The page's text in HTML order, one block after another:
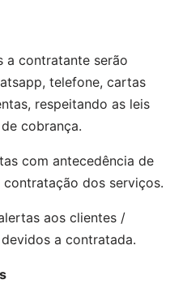
a contratante serão
telefone, cartas
respeitando as leis
cobrança.
com antecedência de
dos serviços.
aos clientes /
a contratada.